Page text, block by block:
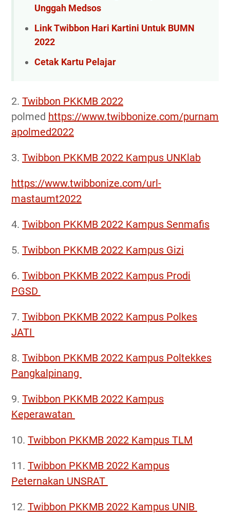
Unggah Medsos
Link Twibbon Hari Kartini Untuk BUMN
2022
Cetak Kartu Pelajar
2. Twibbon PKKMB 2022
polmed https://www.twibbonize.com/purnam
apolmed2022
3. Twibbon PKKMB 2022 Kampus UNKlab
https://www.twibbonize.com/url-
mastaumt2022
4. Twibbon PKKMB 2022 Kampus Senmafis
5. Twibbon PKKMB 2022 Kampus Gizi
6. Twibbon PKKMB 2022 Kampus Prodi
PGSD
7. Twibbon PKKMB 2022 Kampus Polkes
JATI
8. Twibbon PKKMB 2022 Kampus Poltekkes
Pangkalpinang
9. Twibbon PKKMB 2022 Kampus
Keperawatan
10. Twibbon PKKMB 2022 Kampus TLM
11. Twibbon PKKMB 2022 Kampus
Peternakan UNSRAT
12. Twibbon PKKMB 2022 Kampus UNIB